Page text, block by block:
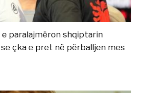
e paralajmëron shqiptarin
çka e pret në përballjen mes